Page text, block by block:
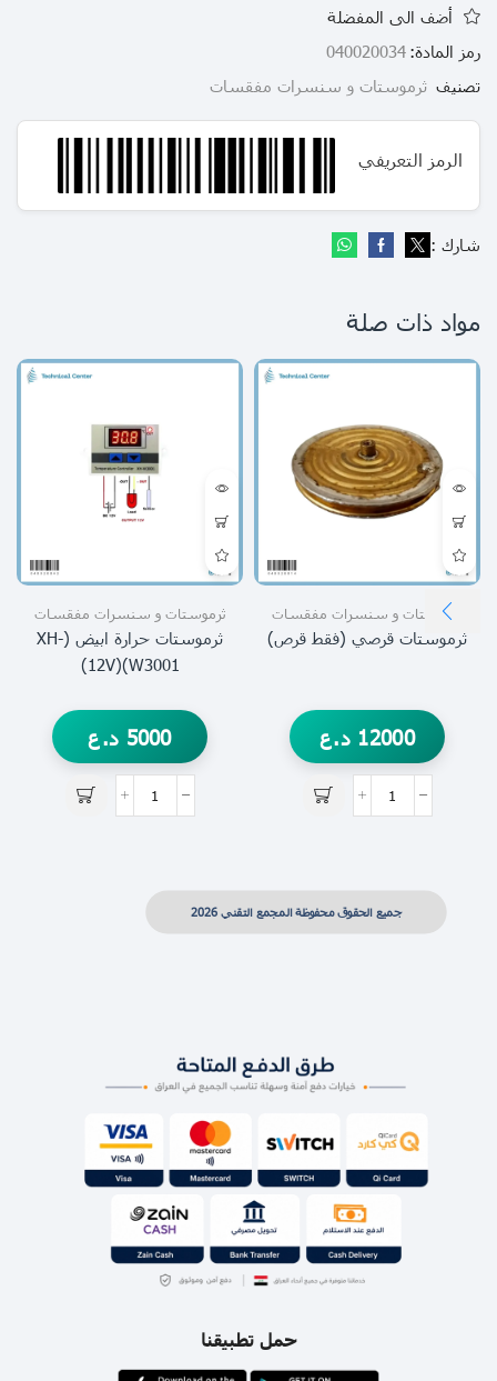
أضف الى المفضلة
رمز المادة: 040020034
تصنيف ثرموستات و سنسرات مفقسات
الرمز التعريفي
شارك :
مواد ذات صلة
ثرموستات و سنسرات مفقسات
ثرموستات قرصي (فقط قرص)
12000 د.ع
ثرموستات و سنسرات مفقسات
ثرموستات حرارة ابيض (XH-
W3001)(12V)
5000 د.ع
جميع الحقوق محفوظة المجمع التقني 2026
حمل تطبيقنا